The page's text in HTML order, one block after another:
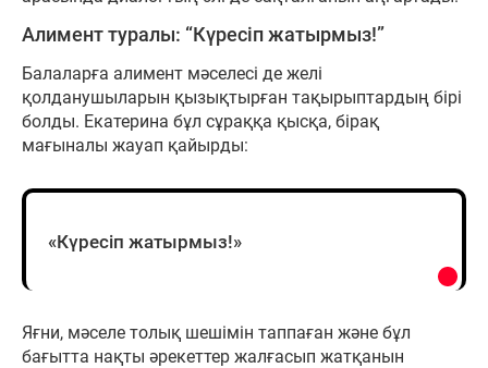
Алимент туралы: “Күресіп жатырмыз!”
Балаларға алимент мәселесі де желі
қолданушыларын қызықтырған тақырыптардың бірі
болды. Екатерина бұл сұраққа қысқа, бірақ
мағыналы жауап қайырды:
«Күресіп жатырмыз!»
Яғни, мәселе толық шешімін таппаған және бұл
бағытта нақты әрекеттер жалғасып жатқанын